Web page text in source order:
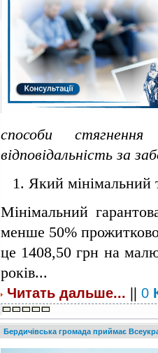
способи
відповідальність за
Який мінімальний
Мінімальний
менше 50%
це 1408,50 грн на
років...
Читать дальше... || 0
Бердичівська громада приймає